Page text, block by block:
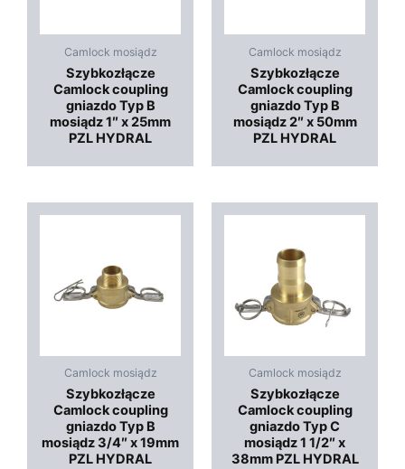
Camlock mosiądz
Szybkozłącze
Camlock coupling
gniazdo Typ B
mosiądz 1″ x 25mm
PZL HYDRAL
Camlock mosiądz
Szybkozłącze
Camlock coupling
gniazdo Typ B
mosiądz 2″ x 50mm
PZL HYDRAL
Camlock mosiądz
Szybkozłącze
Camlock coupling
gniazdo Typ B
mosiądz 3/4″ x 19mm
PZL HYDRAL
Camlock mosiądz
Szybkozłącze
Camlock coupling
gniazdo Typ C
mosiądz 1 1/2″ x
38mm PZL HYDRAL